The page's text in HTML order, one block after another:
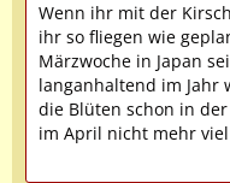
Wenn ihr mit der
ihr so fliegen wie
Märzwoche in Japan
langanhaltend im Jahr
die Blüten schon in
im April nicht mehr